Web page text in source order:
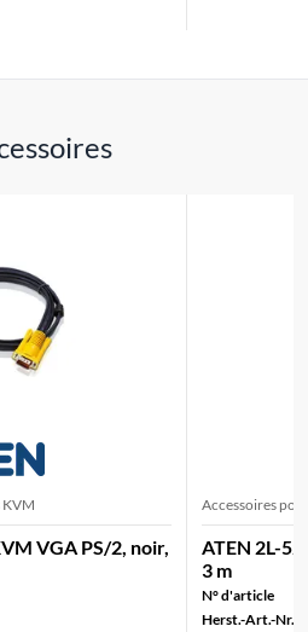
VGA PS/2, noir,
Accessoires
ATEN 2L-
3 m
N° d'article
Herst.-Art.-Nr.: